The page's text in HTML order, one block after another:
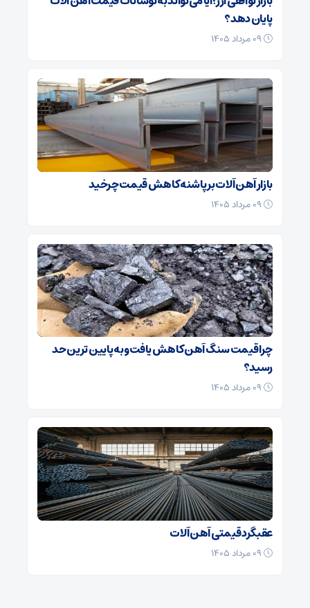
پایان دهد؟
بازار آهن‌ آلات بر پاشنه کاهش قیمت چرخید
چرا قیمت سنگ‌ آهن کاهش یافت و به پایین‌ ترین حد
رسید؟
عقبگرد قیمتی آهن آلات